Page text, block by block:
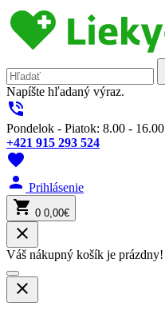
Napíšte hľadaný výraz.
phone_in_talk
Pondelok - Piatok: 8.00 - 16.00
+421 915 293 524
favorite
person Prihlásenie
shopping_cart 0 0,00€
close
Váš nákupný košík je prázdny!
close